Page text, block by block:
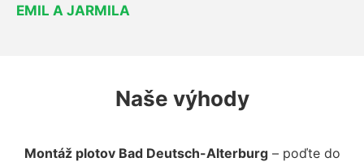
EMIL A JARMILA
Naše výhody
Montáž plotov Bad Deutsch-Alterburg– poďte do